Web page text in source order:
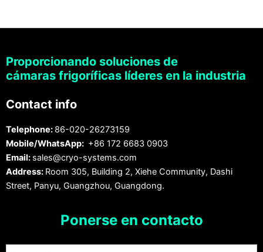
Proporcionando soluciones de
cámaras frigoríficas líderes en la industria
Contact info
Telephone: 86-020-26273159
Mobile/WhatsApp: +86 172 6683 0903
Email: sales@cryo-systems.com
Address: Room 305, Building 2, Xiehe Community, Dashi
Street, Panyu, Guangzhou, Guangdong.
Ponerse en contacto